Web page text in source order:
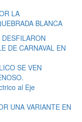
LA
BLANCA
DE CARNAVAL EN
SE VEN
al Eje
UNA VARIANTE EN